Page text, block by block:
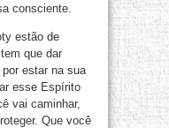
consciente.
estão de
que dar
estar na sua
esse Espírito
vai caminhar,
Que você